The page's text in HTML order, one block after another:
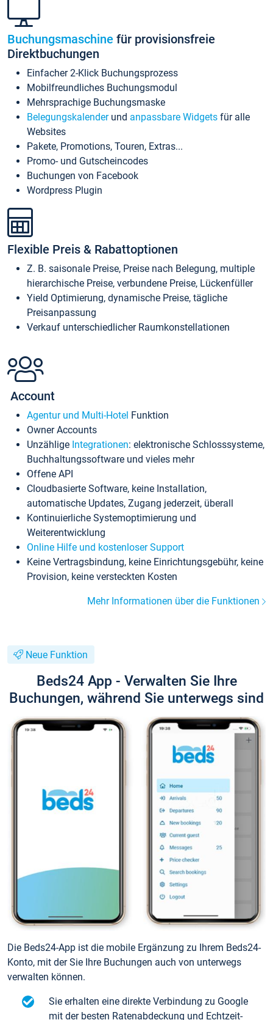
Buchungsmaschine für provisionsfreie
Direktbuchungen
Einfacher 2-Klick Buchungsprozess
Mobilfreundliches Buchungsmodul
Mehrsprachige Buchungsmaske
Belegungskalenderund anpassbare Widgets für alle
Websites
Pakete, Promotions, Touren, Extras...
Promo- und Gutscheincodes
Buchungen von Facebook
Wordpress Plugin
Flexible Preis & Rabattoptionen
Z. B. saisonale Preise, Preise nach Belegung, multiple
hierarchische Preise, verbundene Preise, Lückenfüller
Yield Optimierung, dynamische Preise, tägliche
Preisanpassung
Verkauf unterschiedlicher Raumkonstellationen
Account
Agentur und Multi-Hotel Funktion
Owner Accounts
Unzählige Integrationen: elektronische Schlosssysteme,
Buchhaltungssoftware und vieles mehr
Offene API
Cloudbasierte Software, keine Installation,
automatische Updates, Zugang jederzeit, überall
Kontinuierliche Systemoptimierung und
Weiterentwicklung
Online Hilfe und kostenloser Support
Keine Vertragsbindung, keine Einrichtungsgebühr, keine
Provision, keine versteckten Kosten
Mehr Informationen über die Funktionen
Neue Funktion
Beds24 App - Verwalten Sie Ihre
Buchungen, während Sie unterwegs sind
Die Beds24-App ist die mobile Ergänzung zu Ihrem Beds24-
Konto, mit der Sie Ihre Buchungen auch von unterwegs
verwalten können.
Sie erhalten eine direkte Verbindung zu Google
mit der besten Ratenabdeckung und Echtzeit-